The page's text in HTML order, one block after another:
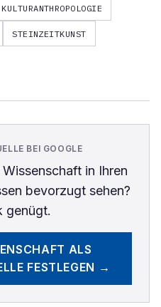
KULTURANTHROPOLOGIE
STEINZEITKUNST
BEI GOOGLE
Wissenschaftin Ihren
bevorzugt sehen?
genügt.
ALS
FESTLEGEN →